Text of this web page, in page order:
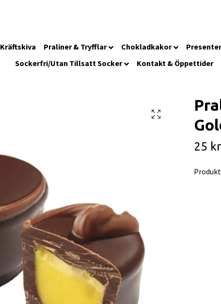
Kräftskiva Praliner & Tryfflar Chokladkakor Presenter
Sockerfri/Utan Tillsatt Socker
Kontakt & Öppettider
25 kr